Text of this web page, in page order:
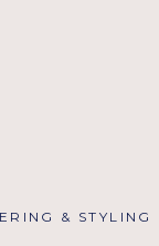
& STYLING